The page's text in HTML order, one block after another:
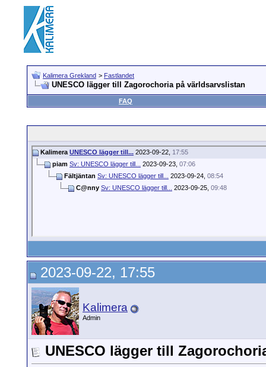
Kalimera Grekland > Fastlandet
UNESCO lägger till Zagorochoria på världsarvslistan
FAQ
Kalimera UNESCO lägger till... 2023-09-22, 17:55
piam Sv: UNESCO lägger till... 2023-09-23, 07:06
Fältjäntan Sv: UNESCO lägger till... 2023-09-24, 08:54
C@nny Sv: UNESCO lägger till... 2023-09-25, 09:48
2023-09-22, 17:55
Kalimera
Admin
UNESCO lägger till